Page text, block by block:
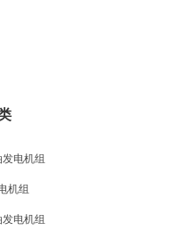
电机组
机组
电机组